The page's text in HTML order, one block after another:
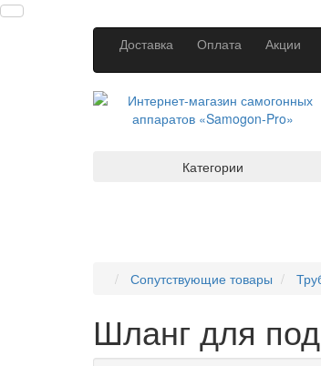
Доставка Оплата Акции
Категории
Сопутствующие товары
Шланг для